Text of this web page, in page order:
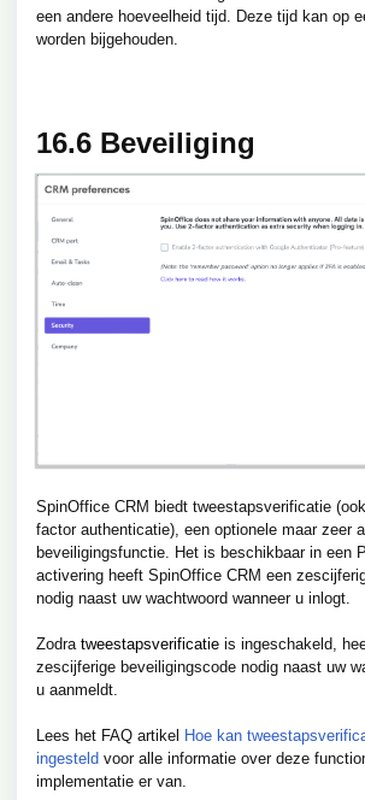
een andere hoeveelheid tijd. Deze tijd kan op
worden bijgehouden.
16.6 Beveiliging
SpinOffice CRM biedt tweestapsverificatie
factor authenticatie), een optionele maar zeer
beveiligingsfunctie. Het is beschikbaar in een
activering heeft SpinOffice CRM een
nodig naast uw wachtwoord wanneer u inlogt.
Zodra tweestapsverificatie is ingeschakeld,
zescijferige beveiligingscode nodig naast uw
u aanmeldt.
Lees het FAQ artikel Hoe kan
ingesteld voor alle informatie over deze
implementatie er van.